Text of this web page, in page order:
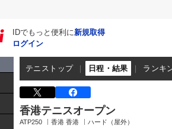
IDでもっと便利に新規取得
ログイン
テニストップ 日程・結果 ランキ
香港テニスオープン
ATP250 香港 香港 ハード（屋外）